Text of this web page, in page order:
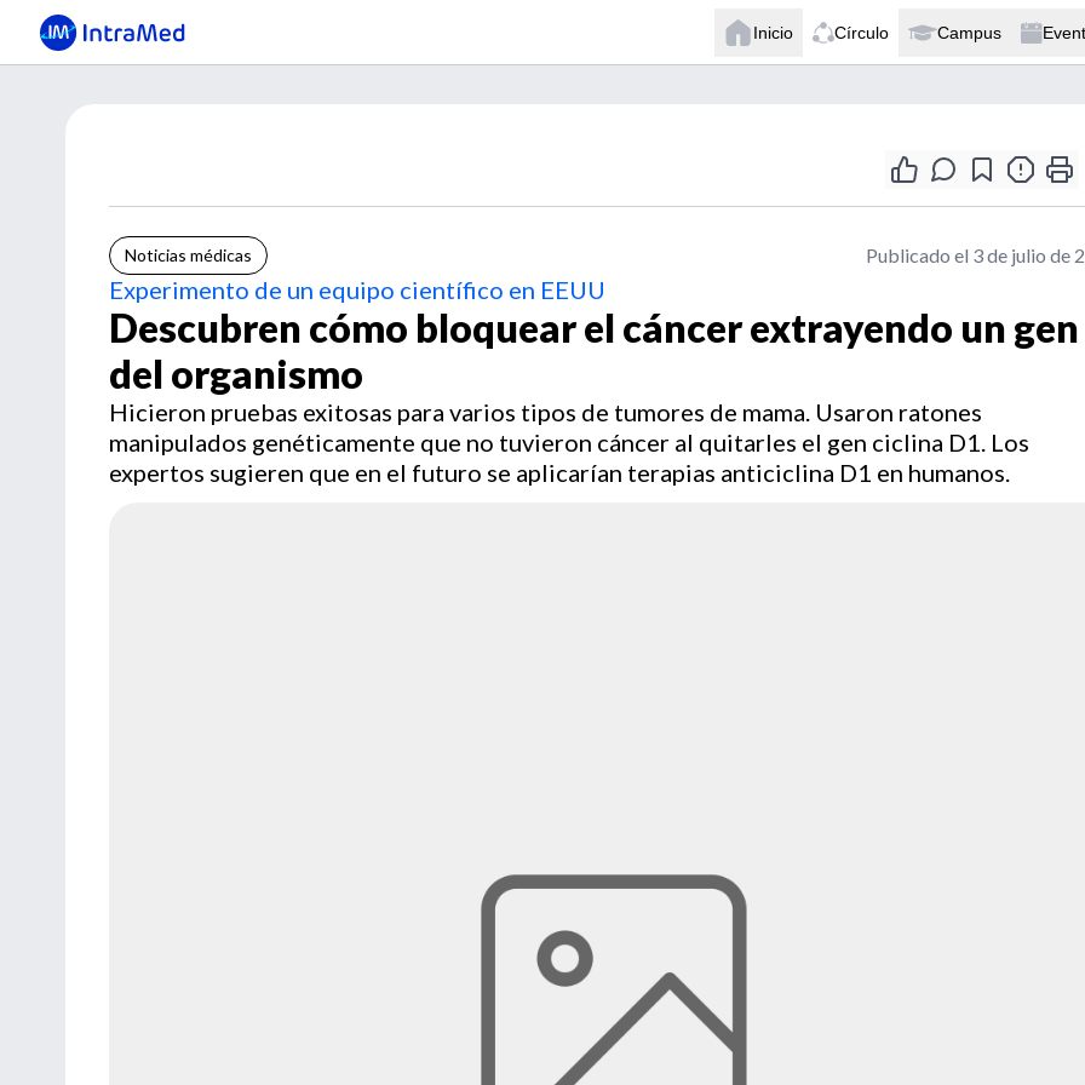
Inicio Círculo Campus
Noticias médicas Publicado el 3 de julio de
Experimento de un equipo científico en EEUU
Descubren cómo bloquear el cáncer extrayendo un gen
del organismo
Hicieron pruebas exitosas para varios tipos de tumores de mama. Usaron ratones
manipulados genéticamente que no tuvieron cáncer al quitarles el gen ciclina D1. Los
expertos sugieren que en el futuro se aplicarían terapias anticiclina D1 en humanos.